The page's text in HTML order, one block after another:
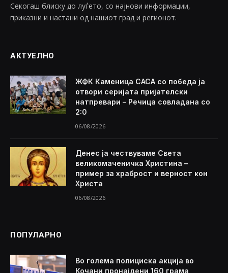
Секогаш блиску до луѓето, со најнови информации,
приказни и настани од нашиот град и регионот.
АКТУЕЛНО
ЖФК Каменица САСА со победа ја
отвори серијата пријателски
натпревари – Речица совладана со
2:0
06/08/2026
Денес ја чествуваме Света
великомаченичка Христина –
пример за храброст и верност кон
Христа
06/08/2026
ПОПУЛАРНО
Во голема полициска акција во
Кочани пронајдени 160 грама